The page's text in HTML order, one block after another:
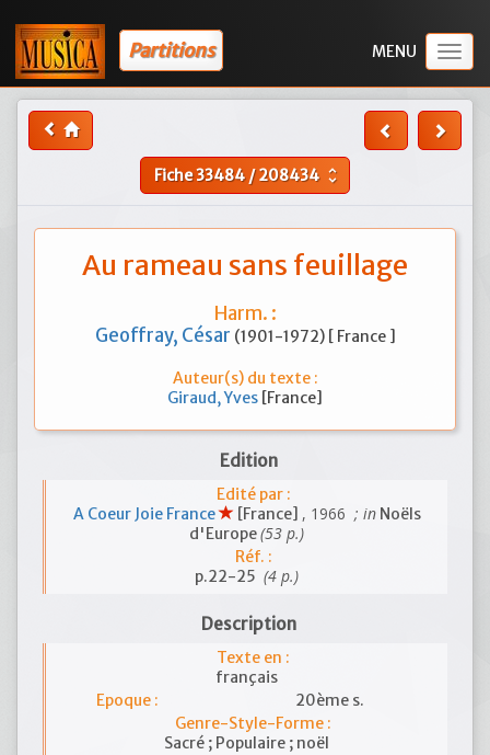
Partitions
Fiche33484/208434 unfold_more
Au rameau sans feuillage
Harm. :
Geoffray, César (1901-1972) [ France ]
Auteur(s) du texte :
Giraud, Yves [France]
Edition
Edité par :
A Coeur Joie France
[France] , 1966 ; inNoëls
d'Europe(53 p.)
Réf. :
p.22-25 (4 p.)
Description
Texte en :
français
Epoque :
20ème s.
Genre-Style-Forme :
Sacré ; Populaire ; noël